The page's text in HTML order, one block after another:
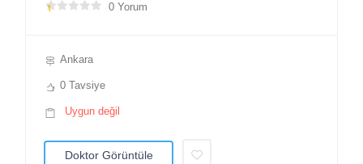
0 Yorum
Ankara
0 Tavsiye
Uygun değil
Doktor Görüntüle